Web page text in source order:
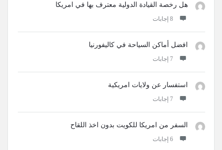
هل رخصة القيادة الدولية معترف بها في امريكا
‫8 إجابات
افضل أماكن السياحة في كاليفورنيا
‫7 إجابات
استفسار عن ولايات امريكية
‫7 إجابات
السفر من امريكا للكويت بدون اخذ اللقاح
‫6 إجابات